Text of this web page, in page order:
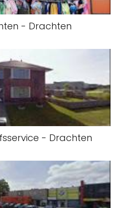
- Drachten
- Drachten